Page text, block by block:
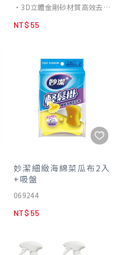
‧3D立體金剛砂材質高效去
‧疏水孔洞設計 快乾不卡渣。
NT$ 55
妙潔細緻海綿菜瓜布2入
+吸盤
069244
NT$ 55